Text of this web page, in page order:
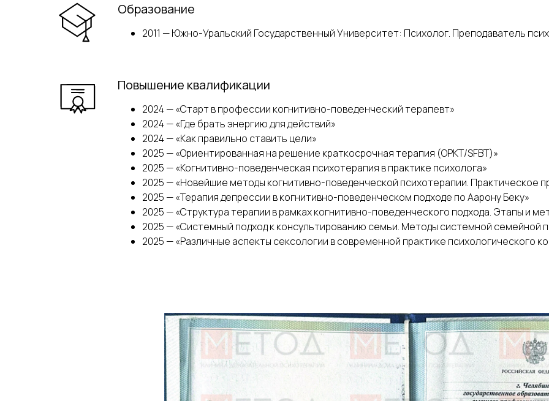
Образование
2011 — Южно-Уральский Государственный Университет: Психолог. Преподаватель
Повышение квалификации
2024 — «Старт в профессии когнитивно-поведенческий терапевт»
2024 — «Где брать энергию для действий»
2024 — «Как правильно ставить цели»
2025 — «Ориентированная на решение краткосрочная терапия (ОРКТ/SFBT)»
2025 — «Когнитивно-поведенческая психотерапия в практике психолога»
2025 — «Новейшие методы когнитивно-поведенческой психотерапии. Практическое
2025 — «Терапия депрессии в когнитивно-поведенческом подходе по Аарону Беку»
2025 — «Структура терапии в рамках когнитивно-поведенческого подхода. Этапы и
2025 — «Системный подход к консультированию семьи. Методы системной семейной
2025 — «Различные аспекты сексологии в современной практике психологического